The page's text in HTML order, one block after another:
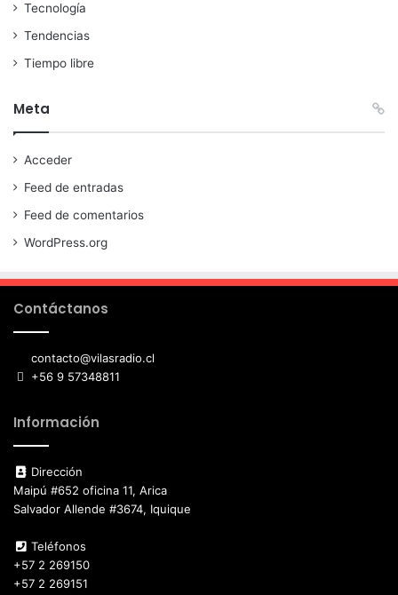
Tecnología
Tendencias
Tiempo libre
Meta
Acceder
Feed de entradas
Feed de comentarios
WordPress.org
Contáctanos
contacto@vilasradio.cl
+56 9 57348811
Información
Dirección
Maipú #652 oficina 11, Arica
Salvador Allende #3674, Iquique
Teléfonos
+57 2 269150
+57 2 269151